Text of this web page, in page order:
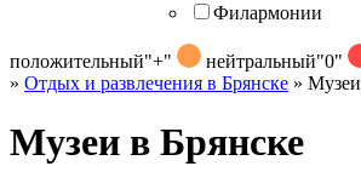
Филармонии
положительный"+" нейтральный"0"
» Отдых и развлечения в Брянске » Музеи
Музеи в Брянске